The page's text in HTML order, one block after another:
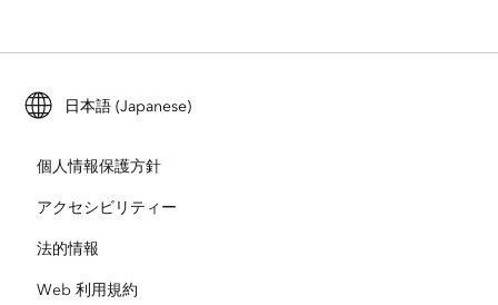
Esri ストア
Esri Young Professionals Network
トレーニング
ArcUser
ArcNews
ArcWatch
採用情報
オープンビジョン
企業行動規範
ArcGIS for Student Use
自然保護
教育機関
日本語 (Japanese)
個人情報保護方針
アクセシビリティー
法的情報
Web 利用規約